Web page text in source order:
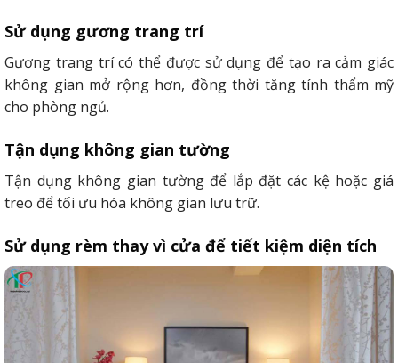
Sử dụng gương trang trí
Gương trang trí có thể được sử dụng để tạo ra cảm giác
không gian mở rộng hơn, đồng thời tăng tính thẩm mỹ
cho phòng ngủ.
Tận dụng không gian tường
Tận dụng không gian tường để lắp đặt các kệ hoặc giá
treo để tối ưu hóa không gian lưu trữ.
Sử dụng rèm thay vì cửa để tiết kiệm diện tích